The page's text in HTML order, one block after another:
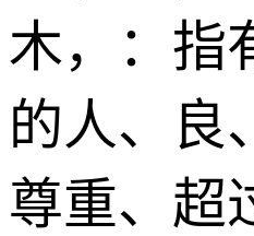
木，：指
的人、良
尊重、超